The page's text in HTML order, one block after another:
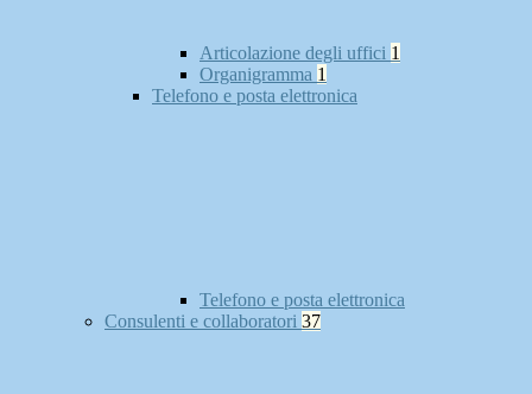
Articolazione degli uffici 1
Organigramma 1
Telefono e posta elettronica
Telefono e posta elettronica
Consulenti e collaboratori 37